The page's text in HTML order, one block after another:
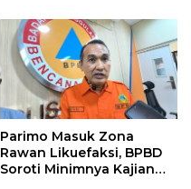
Parimo Masuk Zona
Rawan Likuefaksi, BPBD
Soroti Minimnya Kajian